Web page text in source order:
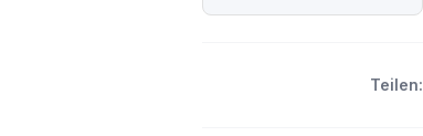
Teilen: